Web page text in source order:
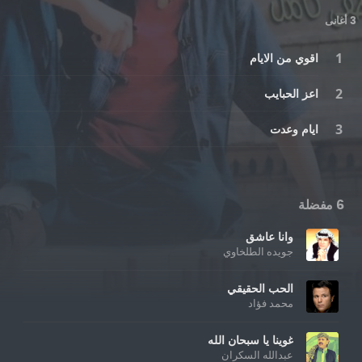
3 أغانى
اقوي من الايام
اعز الحبايب
ايام وعدت
6 مفضلة
وانا عاشق
جويده الطلخاوي
الحب الحقيقي
محمد فؤاد
غوينا يا سبحان الله
عبدالله السكران